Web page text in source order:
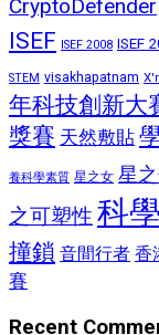
CryptoDefender
ISEF ISEF 2008 ISEF
STEM visakhapatnam
年科技創新大
獎賽 天然敷貼
養科學素質 星之女 星
之可塑性 科
撞鎖 音間行者 香
賽
Recent